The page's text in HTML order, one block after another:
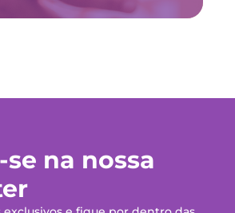
na nossa